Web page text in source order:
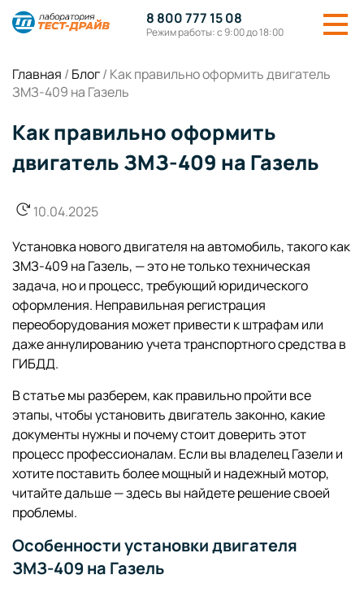
8 800 777 15 08
Режим работы: с 9:00 до 18:00
Главная / Блог/ Как правильно оформить двигатель
ЗМЗ-409 на Газель
Как правильно оформить
двигатель ЗМЗ-409 на Газель
10.04.2025
Установка нового двигателя на автомобиль, такого как
ЗМЗ-409 на Газель, — это не только техническая
задача, но и процесс, требующий юридического
оформления. Неправильная регистрация
переоборудования может привести к штрафам или
даже аннулированию учета транспортного средства в
ГИБДД.
В статье мы разберем, как правильно пройти все
этапы, чтобы установить двигатель законно, какие
документы нужны и почему стоит доверить этот
процесс профессионалам. Если вы владелец Газели и
хотите поставить более мощный и надежный мотор,
читайте дальше — здесь вы найдете решение своей
проблемы.
Особенности установки двигателя
ЗМЗ-409 на Газель